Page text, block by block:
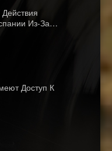
Из-За…
Доступ К